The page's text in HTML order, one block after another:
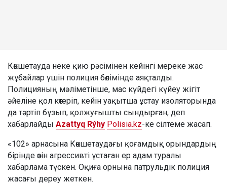
Көкшетауда неке қию рәсімінен кейінгі мереке жас
жұбайлар үшін полиция бөлімінде аяқталды.
Полицияның мәліметінше, мас күйдегі күйеу жігіт
әйеліне қол көтеріп, кейін уақытша ұстау изоляторында
да тәртіп бұзып, қолжуғышты сындырған, деп
хабарлайды Azattyq Rýhy Polisia.kz-ке сілтеме жасап.
«102» арнасына Көкшетаудағы қоғамдық орындардың
бірінде өзін агрессивті ұстаған ер адам туралы
хабарлама түскен. Оқиға орнына патрульдік полиция
жасағы дереу жеткен.